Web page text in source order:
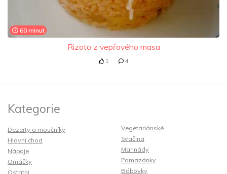
60 minut
Rizoto z vepřového masa
1 4
Kategorie
Dezerty a moučníky
Hlavní chod
Nápoje
Omáčky
Ostatní
Vegetariánské
Svačina
Marinády
Pomazánky
Bábovky